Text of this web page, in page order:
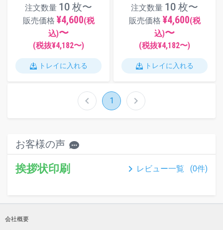
注文数量 10 枚〜
販売価格 ¥4,600(税
込)〜
(税抜¥4,182〜)
トレイに入れる
注文数量 10 枚〜
販売価格 ¥4,600(税
込)〜
(税抜¥4,182〜)
トレイに入れる
chevron_left 1 chevron_right
お客様の声
挨拶状印刷 keyboard_arrow_right レビュー一覧 (0件)
会社概要